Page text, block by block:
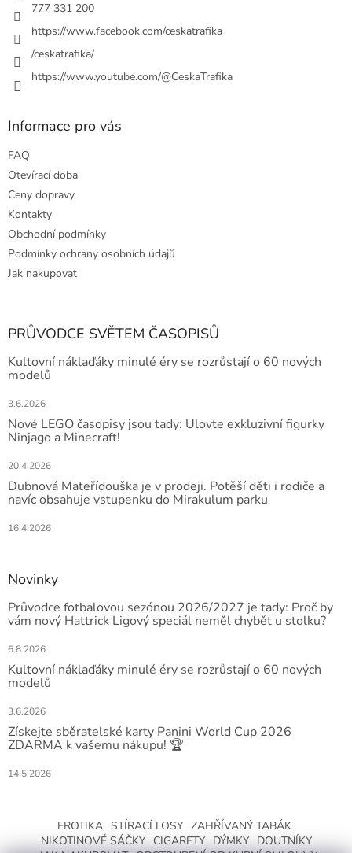
k
ý
777 331 200
https://www.facebook.com/ceskatrafika
/ceskatrafika/
https://www.youtube.com/@CeskaTrafika
Informace pro vás
FAQ
Otevírací doba
Ceny dopravy
Kontakty
Obchodní podmínky
Podmínky ochrany osobních údajů
Jak nakupovat
PRŮVODCE SVĚTEM ČASOPISŮ
Kultovní náklaďáky minulé éry se rozrůstají o 60 nových
modelů
3.6.2026
Nové LEGO časopisy jsou tady: Ulovte exkluzivní figurky
Ninjago a Minecraft!
20.4.2026
Dubnová Mateřídouška je v prodeji. Potěší děti i rodiče a
navíc obsahuje vstupenku do Mirakulum parku
16.4.2026
Novinky
Průvodce fotbalovou sezónou 2026/2027 je tady: Proč by
vám nový Hattrick Ligový speciál neměl chybět u stolku?
6.8.2026
Kultovní náklaďáky minulé éry se rozrůstají o 60 nových
modelů
3.6.2026
Získejte sběratelské karty Panini World Cup 2026
ZDARMA k vašemu nákupu! 🏆
14.5.2026
EROTIKA STÍRACÍ LOSY ZAHŘÍVANÝ TABÁK
NIKOTINOVÉ SÁČKY CIGARETY DÝMKY
DOUTNÍKY